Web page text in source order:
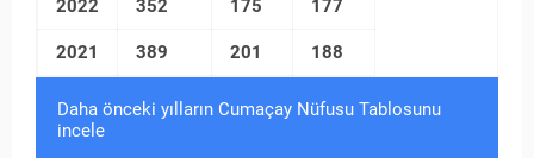
2022 352 175 177
2021 389 201 188
Daha önceki yılların Cumaçay Nüfusu Tablosunu
incele